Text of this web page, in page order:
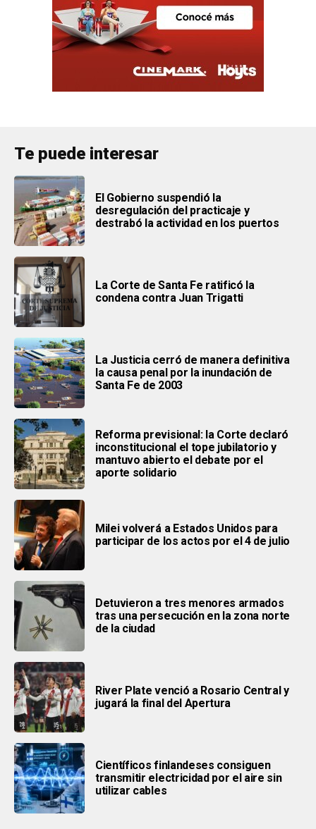
Te puede interesar
El Gobierno suspendió la
desregulación del practicaje y
destrabó la actividad en los puertos
La Corte de Santa Fe ratificó la
condena contra Juan Trigatti
La Justicia cerró de manera definitiva
la causa penal por la inundación de
Santa Fe de 2003
Reforma previsional: la Corte declaró
inconstitucional el tope jubilatorio y
mantuvo abierto el debate por el
aporte solidario
Milei volverá a Estados Unidos para
participar de los actos por el 4 de julio
Detuvieron a tres menores armados
tras una persecución en la zona norte
de la ciudad
River Plate venció a Rosario Central y
jugará la final del Apertura
Científicos finlandeses consiguen
transmitir electricidad por el aire sin
utilizar cables